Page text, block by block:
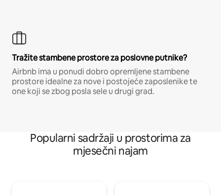
Tražite stambene prostore za poslovne putnike?
Airbnb ima u ponudi dobro opremljene stambene
prostore idealne za nove i postojeće zaposlenike te
one koji se zbog posla sele u drugi grad.
Popularni sadržaji u prostorima za
mjesečni najam